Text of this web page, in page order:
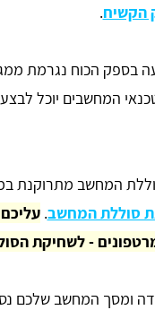
הקשיח.
בספק הכוח נגרמת
המחשבים יוכל
המחשב מתרוקנת
סוללת המחשב.
- לשחיקת
ומסך המחשב שלכם